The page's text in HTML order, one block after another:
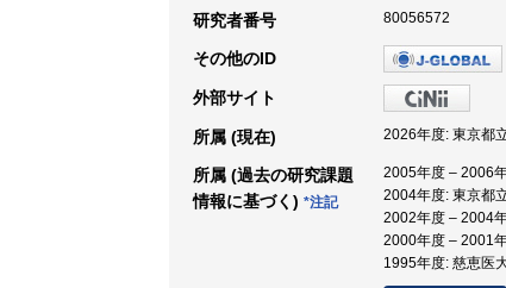
研究者番号 80056572
その他のID
外部サイト
所属 (現在) 2026年度: 東京都
所属 (過去の研究課題
情報に基づく) *注記
2005年度 – 2006
2004年度: 東京都
2002年度 – 2004
2000年度 – 2001
1995年度: 慈恵医